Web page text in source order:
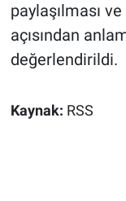
paylaşılması ve
açısından
değerlendirildi.
Kaynak: RSS